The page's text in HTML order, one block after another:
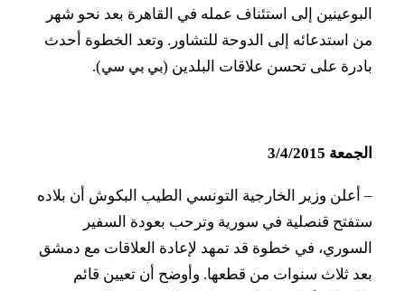
البوعينين إلى استئناف عمله في القاهرة بعد نحو شهر
من استدعائه إلى الدوحة للتشاور. وتعد الخطوة أحدث
بادرة على تحسن علاقات البلدين (بي بي سي).
الجمعة 3/4/2015
– أعلن وزير الخارجية التونسي الطيب البكوش أن بلاده
ستفتح قنصلية في سورية وترحب بعودة السفير
السوري، في خطوة قد تمهد لإعادة العلاقات مع دمشق
بعد ثلاث سنوات من قطعها. وأوضح أن تعيين قائم